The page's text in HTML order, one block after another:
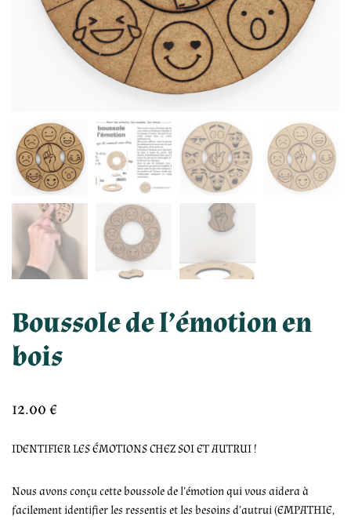
Boussole de l’émotion en
bois
12.00€
IDENTIFIER LES ÉMOTIONS CHEZ SOI ET AUTRUI !
Nous avons conçu cette boussole de l’émotion qui vous aidera à
facilement identifier les ressentis et les besoins d’autrui (EMPATHIE,